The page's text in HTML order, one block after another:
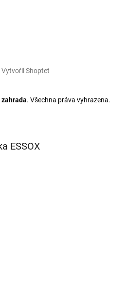
Vytvořil Shoptet
zahrada. Všechna práva vyhrazena.
ESSOX